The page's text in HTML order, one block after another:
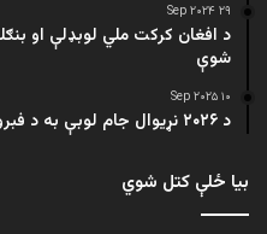
۲۹ Sep ۲۰۲۴
د افغان کرکت ملي لوبډلې او
شوې
۱۰ Sep ۲۰۲۵
د ۲۰۲۶ نړیوال جام لوبې به د فبرورۍ په ۷مه پیل شي
بیا ځلې کتل شوي